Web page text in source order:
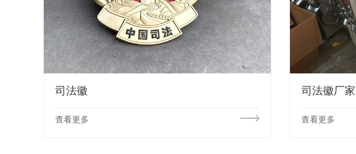
司法徽
查看更多
司法徽厂家
查看更多